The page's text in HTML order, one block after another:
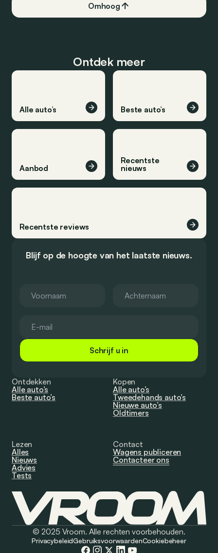
Omhoog
Ontdek meer
Alle auto’s Beste auto’s
Aanbod
Recentste
nieuws
Recentste reviews
Blijf op de hoogte van het laatste nieuws.
Schrijf u in
Ontdekken
Alle auto’s
Beste auto’s
Kopen
Alle auto’s
Tweedehands auto’s
Nieuwe auto’s
Oldtimers
Lezen
Alles
Nieuws
Advies
Tests
Contact
Wagens publiceren
Contacteer ons
© 2025 Vroom. Alle rechten voorbehouden.
PrivacybeleidGebruiksvoorwaardenCookiebeheer